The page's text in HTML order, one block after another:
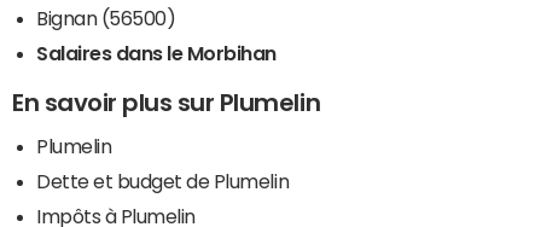
Bignan (56500)
Salaires dans le Morbihan
En savoir plus sur Plumelin
Plumelin
Dette et budget de Plumelin
Impôts à Plumelin